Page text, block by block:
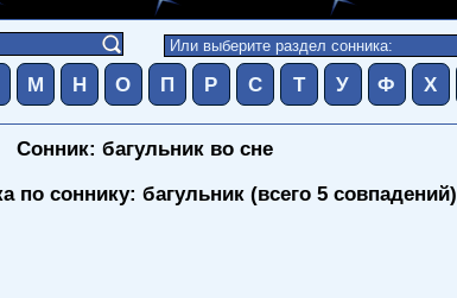
М Н О П Р С Т У Ф Х
Сонник: багульник во сне
по соннику: багульник (всего 5 совпадений)